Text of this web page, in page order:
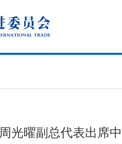
周光曜副总代表出席